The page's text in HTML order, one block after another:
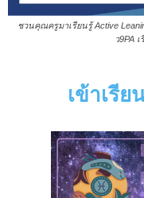
ชวนคุณครูมาเรียนรู้ Active
ว9PA
เข้าเรี